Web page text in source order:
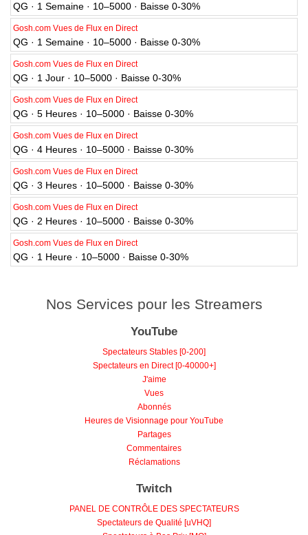
QG · 1 Semaine · 10–5000 · Baisse 0-30%
Gosh.com Vues de Flux en Direct
QG · 1 Semaine · 10–5000 · Baisse 0-30%
Gosh.com Vues de Flux en Direct
QG · 1 Jour · 10–5000 · Baisse 0-30%
Gosh.com Vues de Flux en Direct
QG · 5 Heures · 10–5000 · Baisse 0-30%
Gosh.com Vues de Flux en Direct
QG · 4 Heures · 10–5000 · Baisse 0-30%
Gosh.com Vues de Flux en Direct
QG · 3 Heures · 10–5000 · Baisse 0-30%
Gosh.com Vues de Flux en Direct
QG · 2 Heures · 10–5000 · Baisse 0-30%
Gosh.com Vues de Flux en Direct
QG · 1 Heure · 10–5000 · Baisse 0-30%
Nos Services pour les Streamers
YouTube
Spectateurs Stables [0-200]
Spectateurs en Direct [0-40000+]
J'aime
Vues
Abonnés
Heures de Visionnage pour YouTube
Partages
Commentaires
Réclamations
Twitch
PANEL DE CONTRÔLE DES SPECTATEURS
Spectateurs de Qualité [uVHQ]